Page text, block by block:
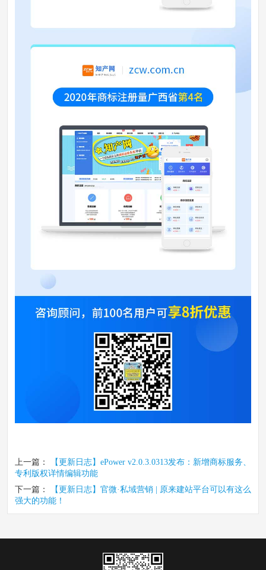
上一篇：
【更新日志】ePower v2.0.3.0313发布：新增商标服务、
专利版权详情编辑功能
下一篇：
【更新日志】官微·私域营销 | 原来建站平台可以有这么
强大的功能！